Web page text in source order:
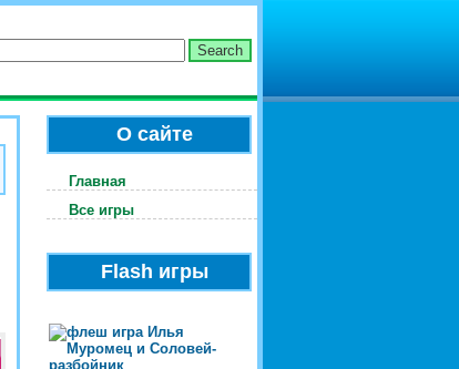
О сайте
Главная
Все игры
Flash игры